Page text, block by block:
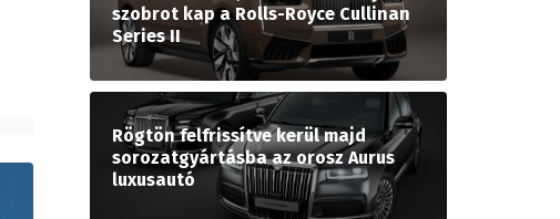
szobrot kap a Rolls-Royce Cullinan
Series II
Rögtön felfrissítve kerül majd
sorozatgyártásba az orosz Aurus
luxusautó